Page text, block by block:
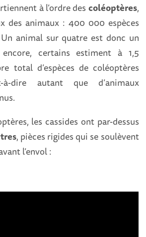
à l’ordre des coléoptères,
des animaux : 400 000 espèces
animal sur quatre est donc un
certains estiment à 1,5
total d’espèces de coléoptères
à-dire autant que d’animaux
les cassides ont par-dessus
, pièces rigides qui se soulèvent
l’envol :